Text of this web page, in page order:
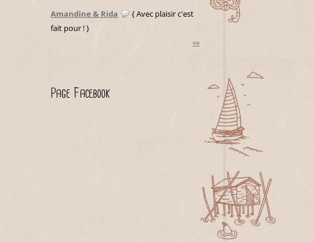
Amandine & Rida
{ Avec plaisir c'est
fait pour ! }
»»
Page Facebook